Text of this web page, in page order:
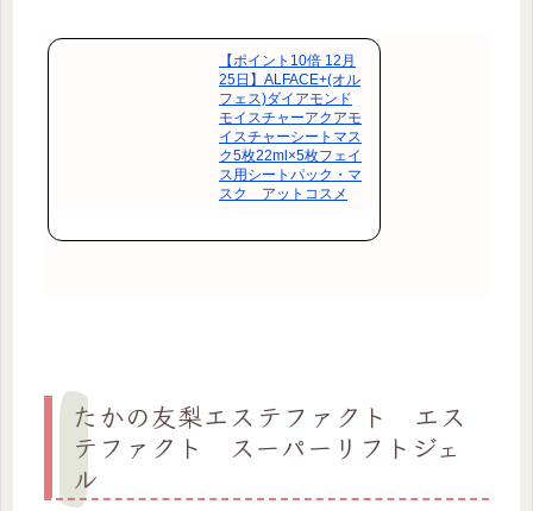
【ポイント10倍 12月
25日】ALFACE+(オル
フェス)ダイアモンド
モイスチャーアクアモ
イスチャーシートマス
ク5枚22ml×5枚フェイ
ス用シートパック・マ
スク アットコスメ
たかの友梨エステファクト エス
テファクト スーパーリフトジェ
ル